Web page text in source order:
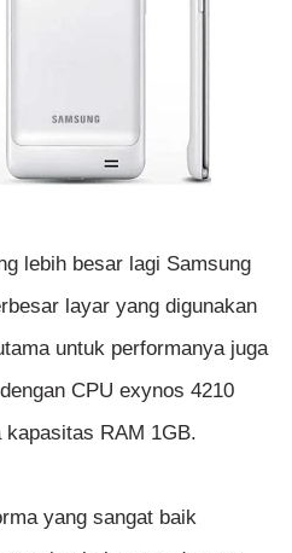
lebih besar lagi Samsung
layar yang digunakan
untuk performanya juga
CPU exynos 4210
RAM 1GB.
yang sangat baik